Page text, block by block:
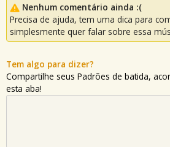
Nenhum comentário ainda :(
Precisa de ajuda, tem uma dica para
simplesmente quer falar sobre essa
Tem algo para dizer?
Compartilhe seus Padrões de batida,
esta aba!